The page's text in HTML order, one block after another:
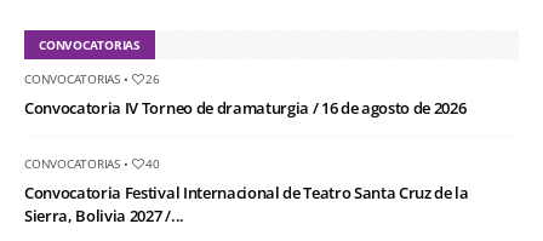
CONVOCATORIAS
CONVOCATORIAS• 26
Convocatoria IV Torneo de dramaturgia / 16 de agosto de 2026
CONVOCATORIAS• 40
Convocatoria Festival Internacional de Teatro Santa Cruz de la
Sierra, Bolivia 2027 /...